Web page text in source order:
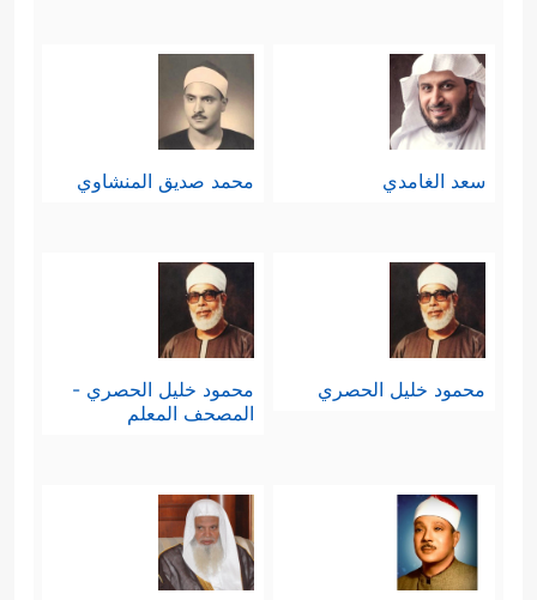
سعد الغامدي محمد صديق المنشاوي
محمود خليل الحصري
محمود خليل الحصري -
المصحف المعلم